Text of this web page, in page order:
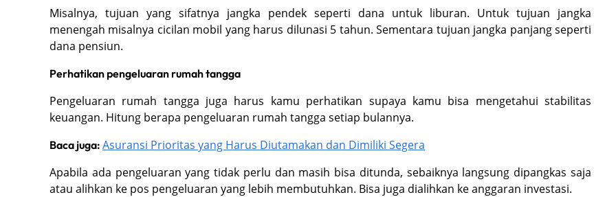
Misalnya, tujuan yang sifatnya jangka pendek seperti dana untuk liburan. Untuk tujuan jangka
menengah misalnya cicilan mobil yang harus dilunasi 5 tahun. Sementara tujuan jangka panjang seperti
dana pensiun.
Perhatikan pengeluaran rumah tangga
Pengeluaran rumah tangga juga harus kamu perhatikan supaya kamu bisa mengetahui stabilitas
keuangan. Hitung berapa pengeluaran rumah tangga setiap bulannya.
Baca juga: Asuransi Prioritas yang Harus Diutamakan dan Dimiliki Segera
Apabila ada pengeluaran yang tidak perlu dan masih bisa ditunda, sebaiknya langsung dipangkas saja
atau alihkan ke pos pengeluaran yang lebih membutuhkan. Bisa juga dialihkan ke anggaran investasi.